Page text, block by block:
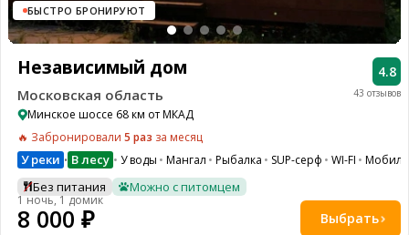
БЫСТРО БРОНИРУЮТ
43 отзывов
4.8
Независимый дом
Московская область
Минское шоссе 68 км от МКАД
🔥 Забронировали 5 раз за месяц
У реки • В лесу У воды Мангал Рыбалка SUP-серф WI-FI
Без питания Можно с питомцем
1 ночь, 1 домик
8 000 ₽ Выбрать